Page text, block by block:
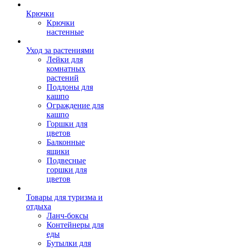
Крючки
Крючки
настенные
Уход за растениями
Лейки для
комнатных
растений
Поддоны для
кашпо
Ограждение для
кашпо
Горшки для
цветов
Балконные
ящики
Подвесные
горшки для
цветов
Товары для туризма и
отдыха
Ланч-боксы
Контейнеры для
еды
Бутылки для